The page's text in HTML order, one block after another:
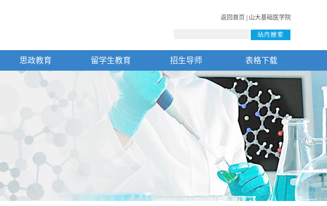
返回首页 山大基础医学院
思政教育 留学生教育 招生导师 表格下载